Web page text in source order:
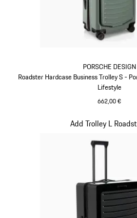
PORSCHE DESIGN
Roadster Hardcase Business Trolley S -
Lifestyle
662,00 €
Add Trolley L